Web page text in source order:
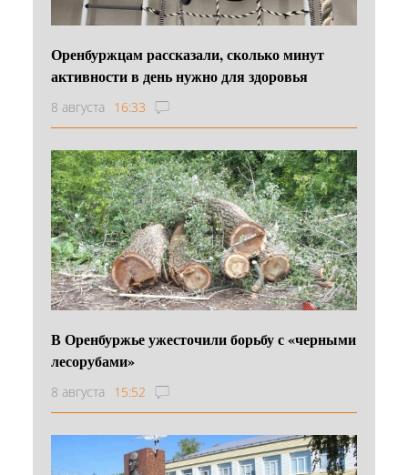
Оренбуржцам рассказали, сколько минут
активности в день нужно для здоровья
8 августа 16:33
В Оренбуржье ужесточили борьбу с «черными
лесорубами»
8 августа 15:52